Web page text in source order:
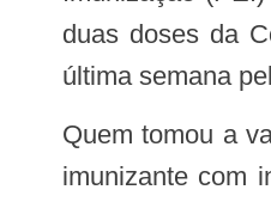
duas doses da
última semana
Quem tomou a vacina da Janssen, de dose única na primeira etapa da campanha, poderá receber a dose adicional do mesmo
imunizante com